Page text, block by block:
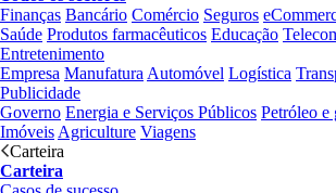
Finanças Bancário Comércio Seguros
Saúde Produtos farmacêuticos Educação
Entretenimento
Empresa Manufatura Automóvel Logística
Publicidade
Governo Energia e Serviços Públicos Petróleo e
Imóveis Agriculture Viagens
Carteira
Carteira